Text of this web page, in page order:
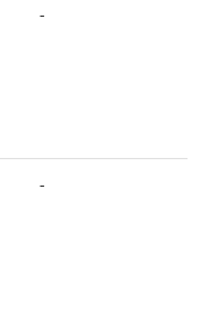
-
-